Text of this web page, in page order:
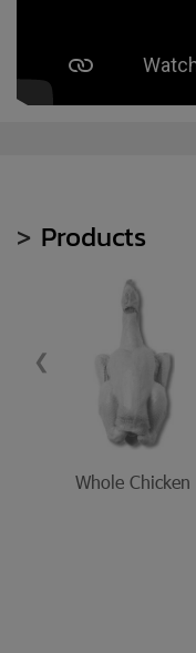
> Products
Whole Chicken
❮